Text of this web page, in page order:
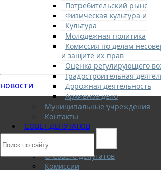
Потребительский рынок
Физическая культура и
Культура
Молодежная политика
Комиссия по делам
и защите их прав
Оценка регулирующего
Градостроительная
Дорожная деятельность
Архивное дело
Муниципальные учреждения
Контакты
СОВЕТ ДЕПУТАТОВ
Структура
Депутаты
О Совете депутатов
Комиссии
новости